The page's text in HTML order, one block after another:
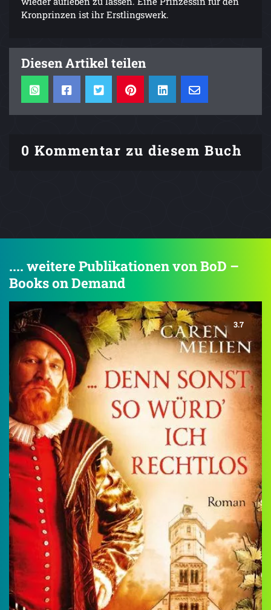
Kronprinzen ist ihr Erstlingswerk.
Diesen Artikel teilen
0 Kommentar zu diesem Buch
.... weitere Publikationen von BoD –
Books on Demand
3.7